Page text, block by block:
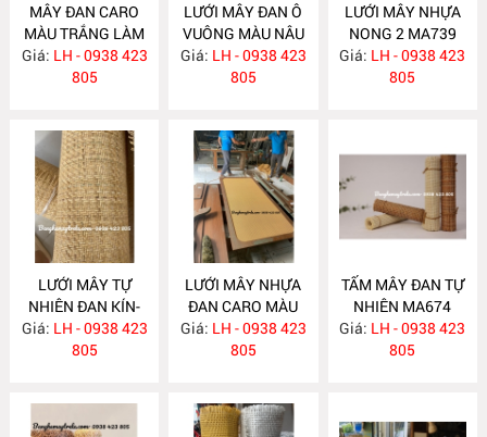
MÂY ĐAN CARO
MÀU TRẮNG LÀM
CÁNH TỦ MA842
Giá: LH - 0938 423
805
LƯỚI MÂY ĐAN Ô
VUÔNG MÀU NÂU
TỰ NHIÊN MA841
Giá: LH - 0938 423
805
LƯỚI MÂY NHỰA
NONG 2 MA739
Giá: LH - 0938 423
805
LƯỚI MÂY TỰ
NHIÊN ĐAN KÍN-
TẤM MÂY ĐAN
NONG 2 MA738
Giá: LH - 0938 423
805
LƯỚI MÂY NHỰA
ĐAN CARO MÀU
VÀNG MA675
Giá: LH - 0938 423
805
TẤM MÂY ĐAN TỰ
NHIÊN MA674
Giá: LH - 0938 423
805